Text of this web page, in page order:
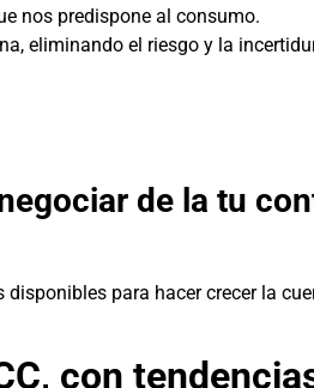
nos predispone al consumo.
eliminando el riesgo y la
de la tu
para hacer crecer la
con